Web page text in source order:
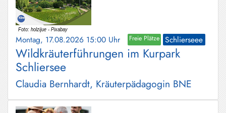
Montag, 17.08.2026 15:00 Uhr Freie Plätze Schlierseee
Wildkräuterführungen im Kurpark
Schliersee
Claudia Bernhardt, Kräuterpädagogin BNE